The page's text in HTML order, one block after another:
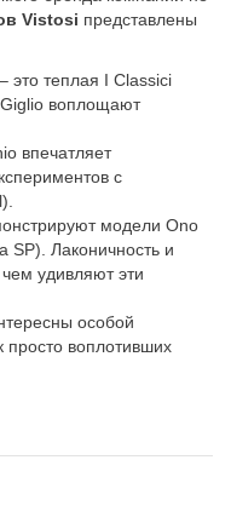
Vistosi представлены
это теплая I Classici
воплощают
впечатляет
с
модели Ono
SP). Лаконичность и
чем удивляют эти
особой
просто воплотивших